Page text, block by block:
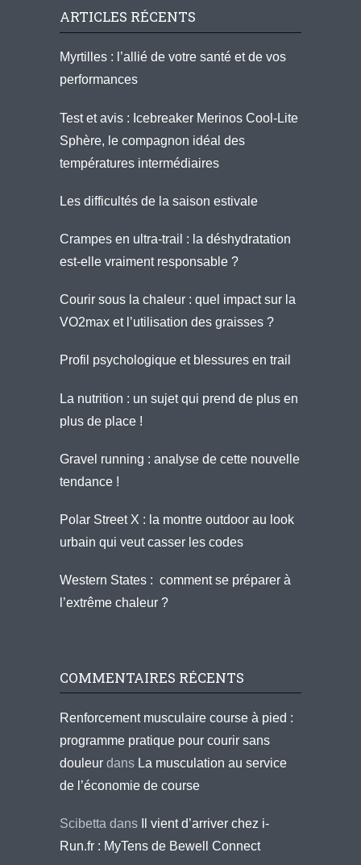
ARTICLES RÉCENTS
Myrtilles : l’allié de votre santé et de vos
performances
Test et avis : Icebreaker Merinos Cool-Lite
Sphère, le compagnon idéal des
températures intermédiaires
Les difficultés de la saison estivale
Crampes en ultra-trail : la déshydratation
est-elle vraiment responsable ?
Courir sous la chaleur : quel impact sur la
VO2max et l’utilisation des graisses ?
Profil psychologique et blessures en trail
La nutrition : un sujet qui prend de plus en
plus de place !
Gravel running : analyse de cette nouvelle
tendance !
Polar Street X : la montre outdoor au look
urbain qui veut casser les codes
Western States : comment se préparer à
l’extrême chaleur ?
COMMENTAIRES RÉCENTS
Renforcement musculaire course à pied :
programme pratique pour courir sans
douleur dans La musculation au service
de l’économie de course
Scibetta dans
Il vient d’arriver chez i-
Run.fr : MyTens de Bewell Connect